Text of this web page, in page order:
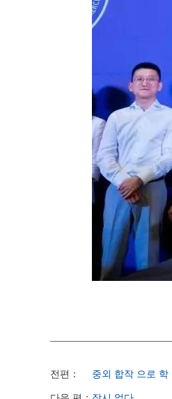
전편： 중외 합작 으로